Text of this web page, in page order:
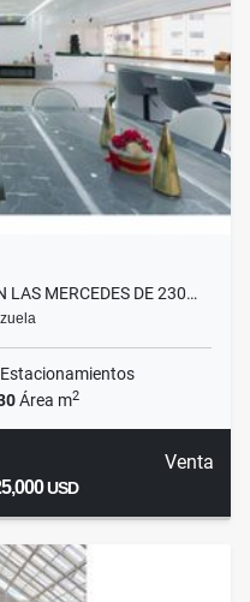
LAS MERCEDES DE 230…
Estacionamientos
Área m2
Venta
USD